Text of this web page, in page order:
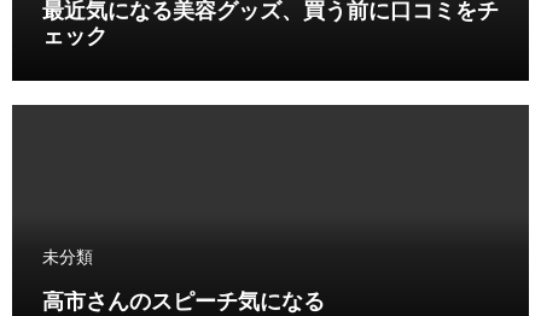
最近気になる美容グッズ、買う前に口コミをチ
ェック
未分類
高市さんのスピーチ気になる